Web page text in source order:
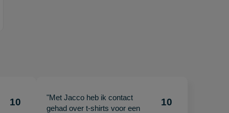
10
"Met Jacco heb ik contact
gehad over t-shirts voor een
10